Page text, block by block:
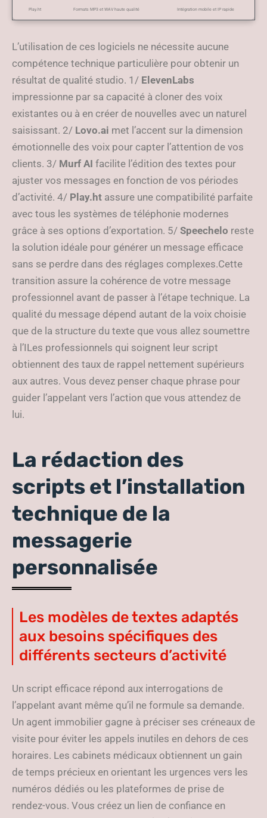
Play.ht Formats MP3 et WAV haute qualité Intégration mobile et IP rapide
L’utilisation de ces logiciels ne nécessite aucune
compétence technique particulière pour obtenir un
résultat de qualité studio. 1/ ElevenLabs
impressionne par sa capacité à cloner des voix
existantes ou à en créer de nouvelles avec un naturel
saisissant. 2/ Lovo.ai met l’accent sur la dimension
émotionnelle des voix pour capter l’attention de vos
clients. 3/ Murf AI facilite l’édition des textes pour
ajuster vos messages en fonction de vos périodes
d’activité. 4/ Play.ht assure une compatibilité parfaite
avec tous les systèmes de téléphonie modernes
grâce à ses options d’exportation. 5/ Speechelo reste
la solution idéale pour générer un message efficace
sans se perdre dans des réglages complexes.Cette
transition assure la cohérence de votre message
professionnel avant de passer à l’étape technique. La
qualité du message dépend autant de la voix choisie
que de la structure du texte que vous allez soumettre
à l’ILes professionnels qui soignent leur script
obtiennent des taux de rappel nettement supérieurs
aux autres. Vous devez penser chaque phrase pour
guider l’appelant vers l’action que vous attendez de
lui.
La rédaction des
scripts et l’installation
technique de la
messagerie
personnalisée
Les modèles de textes adaptés
aux besoins spécifiques des
différents secteurs d’activité
Un script efficace répond aux interrogations de
l’appelant avant même qu’il ne formule sa demande.
Un agent immobilier gagne à préciser ses créneaux de
visite pour éviter les appels inutiles en dehors de ces
horaires. Les cabinets médicaux obtiennent un gain
de temps précieux en orientant les urgences vers les
numéros dédiés ou les plateformes de prise de
rendez-vous. Vous créez un lien de confiance en